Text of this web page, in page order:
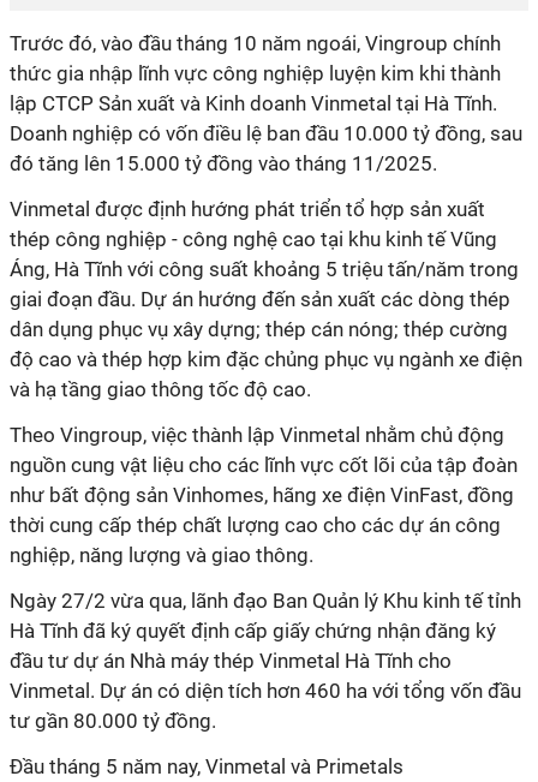
Trước đó, vào đầu tháng 10 năm ngoái, Vingroup chính
thức gia nhập lĩnh vực công nghiệp luyện kim khi thành
lập CTCP Sản xuất và Kinh doanh Vinmetal tại Hà Tĩnh.
Doanh nghiệp có vốn điều lệ ban đầu 10.000 tỷ đồng, sau
đó tăng lên 15.000 tỷ đồng vào tháng 11/2025.
Vinmetal được định hướng phát triển tổ hợp sản xuất
thép công nghiệp - công nghệ cao tại khu kinh tế Vũng
Áng, Hà Tĩnh với công suất khoảng 5 triệu tấn/năm trong
giai đoạn đầu. Dự án hướng đến sản xuất các dòng thép
dân dụng phục vụ xây dựng; thép cán nóng; thép cường
độ cao và thép hợp kim đặc chủng phục vụ ngành xe điện
và hạ tầng giao thông tốc độ cao.
Theo Vingroup, việc thành lập Vinmetal nhằm chủ động
nguồn cung vật liệu cho các lĩnh vực cốt lõi của tập đoàn
như bất động sản Vinhomes, hãng xe điện VinFast, đồng
thời cung cấp thép chất lượng cao cho các dự án công
nghiệp, năng lượng và giao thông.
Ngày 27/2 vừa qua, lãnh đạo Ban Quản lý Khu kinh tế tỉnh
Hà Tĩnh đã ký quyết định cấp giấy chứng nhận đăng ký
đầu tư dự án Nhà máy thép Vinmetal Hà Tĩnh cho
Vinmetal. Dự án có diện tích hơn 460 ha với tổng vốn đầu
tư gần 80.000 tỷ đồng.
Đầu tháng 5 năm nay, Vinmetal và Primetals